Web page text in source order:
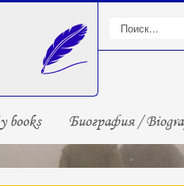
books Биография /